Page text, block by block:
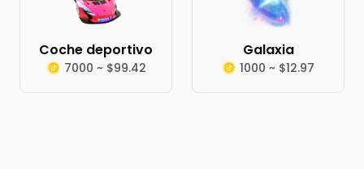
Coche deportivo
7000 ~ $99.42
Galaxia
1000 ~ $12.97